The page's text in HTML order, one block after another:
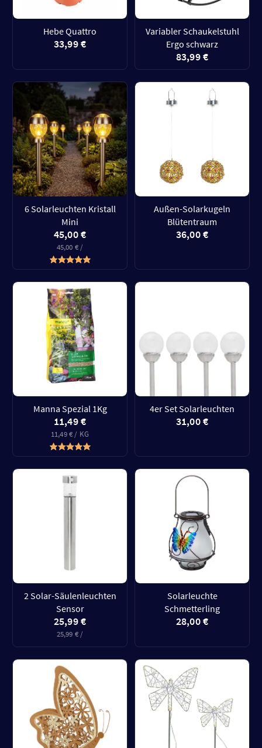
Hebe Quattro
33,99 €
Variabler Schaukelstuhl
Ergo schwarz
83,99 €
6 Solarleuchten Kristall
Mini
45,00 €
45,00 € /
Außen-Solarkugeln
Blütentraum
36,00 €
Manna Spezial 1Kg
11,49 €
11,49 € / KG
4er Set Solarleuchten
31,00 €
2 Solar-Säulenleuchten
Sensor
25,99 €
25,99 € /
Solarleuchte
Schmetterling
28,00 €